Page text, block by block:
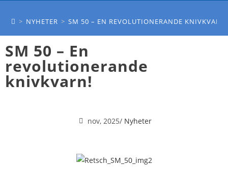
> NYHETER > SM 50 – EN REVOLUTIONERANDE KNIVKVARN!
SM 50 – En
revolutionerande
knivkvarn!
nov, 2025/ Nyheter